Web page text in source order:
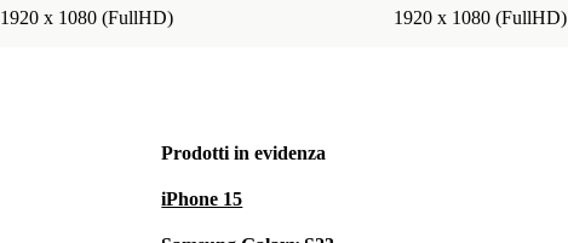
1920 x 1080 (FullHD)
1920 x 1080 (FullHD)
Prodotti in evidenza
iPhone 15